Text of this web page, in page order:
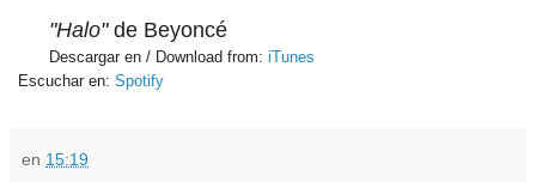
"Halo"de Beyoncé
Descargar en / Download from: iTunes
Escuchar en: Spotify
en 15:19